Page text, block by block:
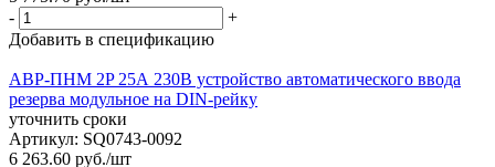
-
+
Добавить в спецификацию
АВР-ПНM 2P 25А 230В устройство автоматического ввода
резерва модульное на DIN-рейку
уточнить сроки
Артикул: SQ0743-0092
6 263.60 руб./шт